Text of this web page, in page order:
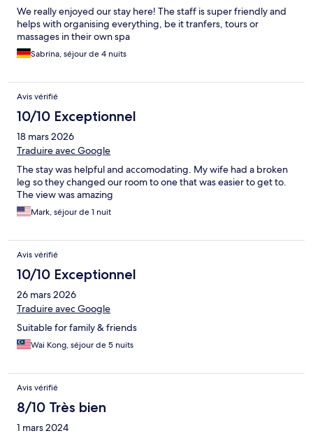
We really enjoyed our stay here! The staff is super friendly and
helps with organising everything, be it tranfers, tours or
massages in their own spa
Sabrina, séjour de 4 nuits
Avis vérifié
10/10 Exceptionnel
18 mars 2026
Traduire avec Google
The stay was helpful and accomodating. My wife had a broken
leg so they changed our room to one that was easier to get to.
The view was amazing
Mark, séjour de 1 nuit
Avis vérifié
10/10 Exceptionnel
26 mars 2026
Traduire avec Google
Suitable for family & friends
Wai Kong, séjour de 5 nuits
Avis vérifié
8/10 Très bien
1 mars 2024